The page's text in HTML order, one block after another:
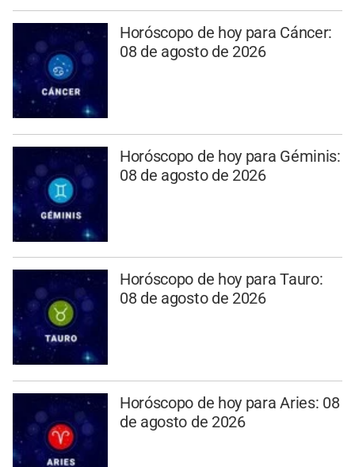
Horóscopo de hoy para Cáncer:
08 de agosto de 2026
Horóscopo de hoy para Géminis:
08 de agosto de 2026
Horóscopo de hoy para Tauro:
08 de agosto de 2026
Horóscopo de hoy para Aries: 08
de agosto de 2026